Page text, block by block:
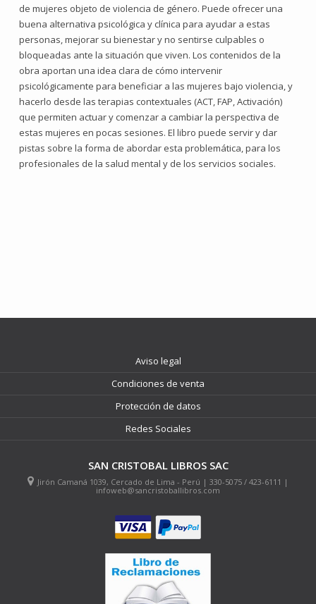
de mujeres objeto de violencia de género. Puede ofrecer una
buena alternativa psicológica y clínica para ayudar a estas
personas, mejorar su bienestar y no sentirse culpables o
bloqueadas ante la situación que viven. Los contenidos de la
obra aportan una idea clara de cómo intervenir
psicológicamente para beneficiar a las mujeres bajo violencia, y
hacerlo desde las terapias contextuales (ACT, FAP, Activación)
que permiten actuar y comenzar a cambiar la perspectiva de
estas mujeres en pocas sesiones. El libro puede servir y dar
pistas sobre la forma de abordar esta problemática, para los
profesionales de la salud mental y de los servicios sociales.
Aviso legal
Condiciones de venta
Protección de datos
Redes Sociales
SAN CRISTOBAL LIBROS SAC
Jirón Camaná 1039, Cercado de Lima - Perú | 330-5075 / 423-6111 |
infoweb@sancristoballibros.com